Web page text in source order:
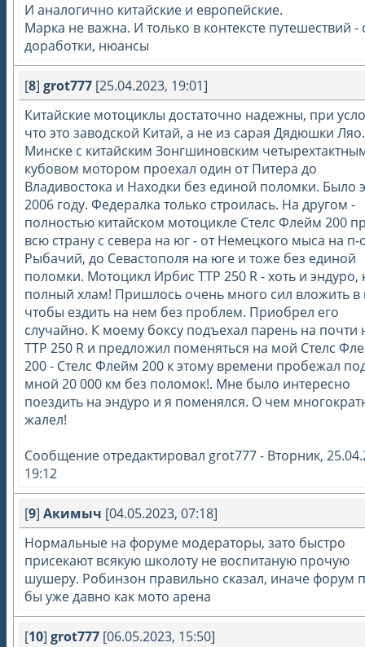
И аналогично китайские и европейские.
Марка не важна. И только в контексте путешествий -
доработки, нюансы
[8] grot777 [25.04.2023, 19:01]
Китайские мотоциклы достаточно надежны, при
что это заводской Китай, а не из сарая Дядюшки
Минске с китайским Зонгшиновским
кубовом мотором проехал один от Питера до
Владивостока и Находки без единой поломки. Было
2006 году. Федералка только строилась. На другом -
полностью китайском мотоцикле Стелс Флейм 200
всю страну с севера на юг - от Немецкого мыса на п-
Рыбачий, до Севастополя на юге и тоже без единой
поломки. Мотоцикл Ирбис ТТР 250 R - хоть и эндуро,
полный хлам! Пришлось очень много сил вложить в
чтобы ездить на нем без проблем. Приобрел его
случайно. К моему боксу подъехал парень на почти
ТТР 250 R и предложил поменяться на мой Стелс
200 - Стелс Флейм 200 к этому времени пробежал
мной 20 000 км без поломок!. Мне было интересно
поездить на эндуро и я поменялся. О чем
жалел!
Сообщение отредактировал grot777- Вторник,
19:12
[9] Акимыч [04.05.2023, 07:18]
Нормальные на форуме модераторы, зато быстро
присекают всякую школоту не воспитаную прочую
шушеру. Робинзон правильно сказал, иначе форум
бы уже давно как мото арена
[10] grot777 [06.05.2023, 15:50]